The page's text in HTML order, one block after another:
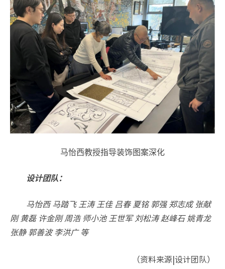
马怡西教授指导装饰图案深化
设计团队：
马怡西 马踏飞 王涛 王佳 吕春 夏铭 郭强 郑志成 张献
刚 黄磊 许金刚 周浩 师小池 王世军 刘松涛 赵峰石 姚青龙
张静 郭善波 李洪广 等
（资料来源|设计团队）